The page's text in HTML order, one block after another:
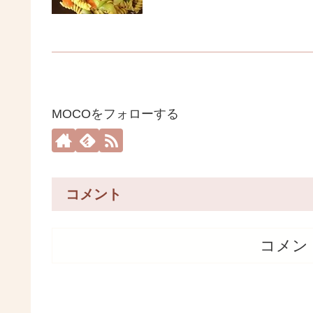
MOCOをフォローする
コメント
コメン